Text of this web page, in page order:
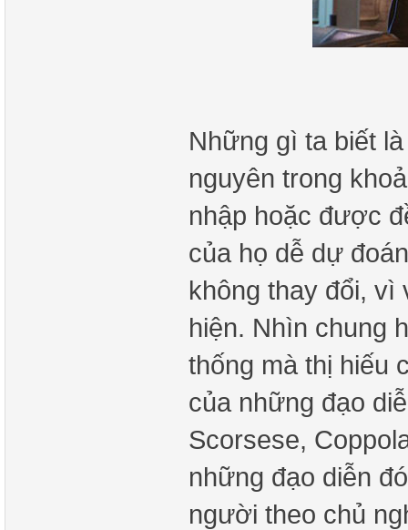
Những gì ta biết
nguyên trong
nhập hoặc được
của họ dễ dự
không thay đổi, vì
hiện. Nhìn chung
thống mà thị hiếu
của những đạo
Scorsese,
những đạo diễn
người theo chủ